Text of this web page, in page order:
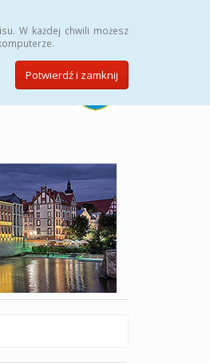
W każdej chwili możesz
Potwierdź i zamknij